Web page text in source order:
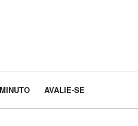
AVALIE-SE